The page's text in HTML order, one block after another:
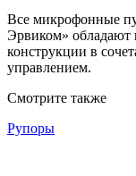
Все микрофонные
Эрвиком» обладают
конструкции в
управлением.
Смотрите также
Рупоры